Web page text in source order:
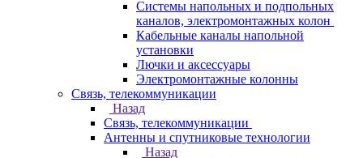
Системы напольных и подпольных
каналов, электромонтажных колон
Кабельные каналы напольной
установки
Лючки и аксессуары
Электромонтажные колонны
Связь, телекоммуникации
Назад
Связь, телекоммуникации
Антенны и спутниковые технологии
Назад